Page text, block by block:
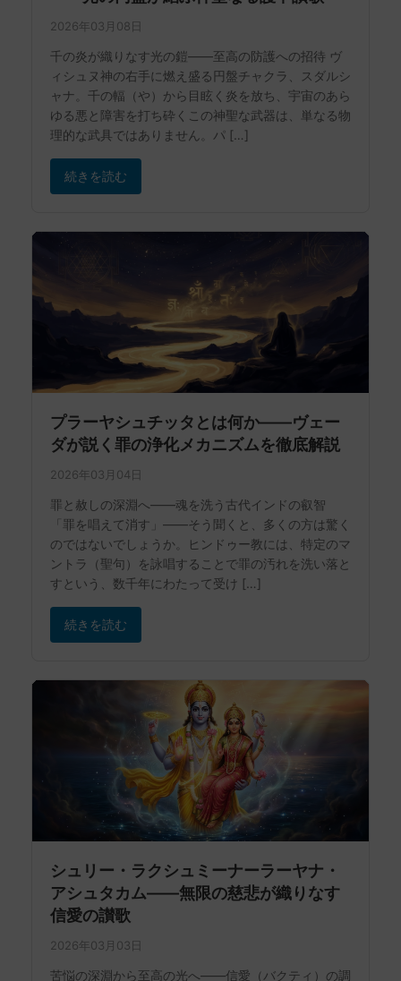
2026年03月08日
千の炎が織りなす光の鎧——至高の防護への招待 ヴ
ィシュヌ神の右手に燃え盛る円盤チャクラ、スダルシ
ャナ。千の輻（や）から目眩く炎を放ち、宇宙のあら
ゆる悪と障害を打ち砕くこの神聖な武器は、単なる物
理的な武具ではありません。パ […]
続きを読む
プラーヤシュチッタとは何か——ヴェー
ダが説く罪の浄化メカニズムを徹底解説
2026年03月04日
罪と赦しの深淵へ——魂を洗う古代インドの叡智
「罪を唱えて消す」——そう聞くと、多くの方は驚く
のではないでしょうか。ヒンドゥー教には、特定のマ
ントラ（聖句）を詠唱することで罪の汚れを洗い落と
すという、数千年にわたって受け […]
続きを読む
シュリー・ラクシュミーナーラーヤナ・
アシュタカム——無限の慈悲が織りなす
信愛の讃歌
2026年03月03日
苦悩の深淵から至高の光へ——信愛（バクティ）の調